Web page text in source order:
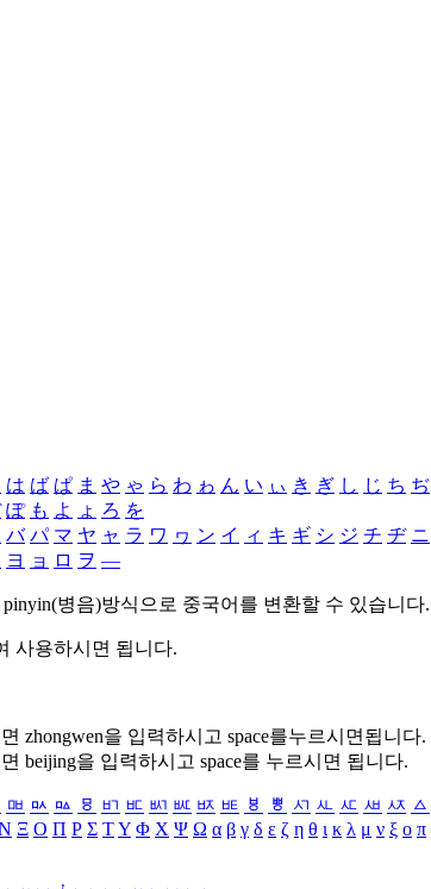
は ば ぱ ま や ゃ ら わ ゎ ん い ぃ き ぎ し じ ち ぢ
ぽ も よ ょ ろ を
バ パ マ ヤ ャ ラ ワ ヮ ン イ ィ キ ギ シ ジ チ ヂ ニ
ヨ ョ ロ ヲ ―
병음)방식으로 중국어를 변환할 수 있습니다.
사용하시면 됩니다.
zhongwen을 입력하시고 space를누르시면됩니다.
beijing을 입력하시고 space를 누르시면 됩니다.
ㅮ ㅯ ㅰ ㅱ ㅲ ㅳ ㅴ ㅵ ㅶ ㅷ ㅸ ㅹ ㅺ ㅻ ㅼ ㅽ ㅾ ㅿ
Ξ Ο Π Ρ Σ ΤΥ Φ Χ Ψ Ω α β γ δ ε ζ η θ ι κ λ μ ν ξ ο π